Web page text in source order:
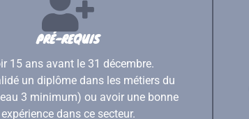
PRÉ-REQUIS
15 ans avant le 31 décembre.
un diplôme dans les métiers du
3 minimum) ou avoir une bonne
expérience dans ce secteur.